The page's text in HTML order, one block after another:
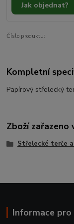
Jak objednat?
Číslo produktu:
Kompletní
Papírový střelecký
Zboží zařazeno
Střelecké terče
Informace pro